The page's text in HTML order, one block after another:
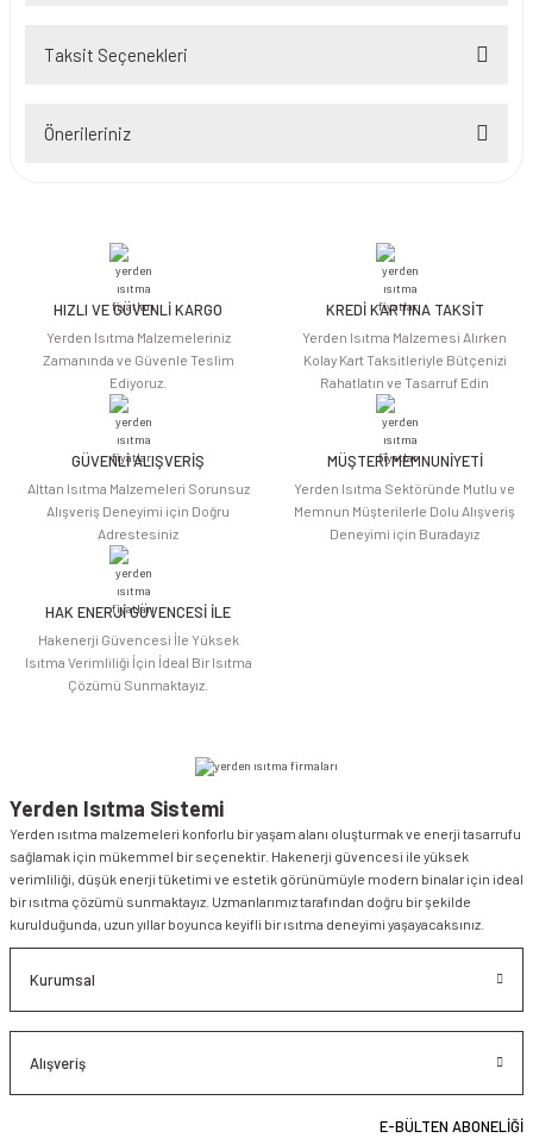
Taksit Seçenekleri
Önerileriniz
iletebilirsiniz.
Görüş ve önerileriniz için teşekkür ederiz.
Ürün açıklamasında eksik bilgiler bulunuyor.
Ürün bilgilerinde hatalar bulunuyor.
Ürün fiyatı diğer sitelerden daha pahalı.
Bu ürüne benzer farklı alternatifler olmalı.
HIZLI VE GÜVENLİ KARGO
Yerden Isıtma Malzemeleriniz
Zamanında ve Güvenle Teslim
Ediyoruz.
KREDİ KARTINA TAKSİT
Yerden Isıtma Malzemesi Alırken
Kolay Kart Taksitleriyle Bütçenizi
Rahatlatın ve Tasarruf Edin
GÜVENLİ ALIŞVERİŞ
Alttan Isıtma Malzemeleri Sorunsuz
Alışveriş Deneyimi için Doğru
Adrestesiniz
MÜŞTERİ MEMNUNİYETİ
Yerden Isıtma Sektöründe Mutlu ve
Memnun Müşterilerle Dolu Alışveriş
Deneyimi için Buradayız
HAK ENERJİ GÜVENCESİ İLE
Hakenerji Güvencesi İle Yüksek
Isıtma Verimliliği İçin İdeal Bir Isıtma
Çözümü Sunmaktayız.
Yerden Isıtma Sistemi
Yerden ısıtma malzemeleri konforlu bir yaşam alanı oluşturmak ve enerji tasarrufu
sağlamak için mükemmel bir seçenektir. Hakenerji güvencesi ile yüksek
verimliliği, düşük enerji tüketimi ve estetik görünümüyle modern binalar için ideal
bir ısıtma çözümü sunmaktayız. Uzmanlarımız tarafından doğru bir şekilde
kurulduğunda, uzun yıllar boyunca keyifli bir ısıtma deneyimi yaşayacaksınız.
Kurumsal
Alışveriş
E-BÜLTEN ABONELİĞİ